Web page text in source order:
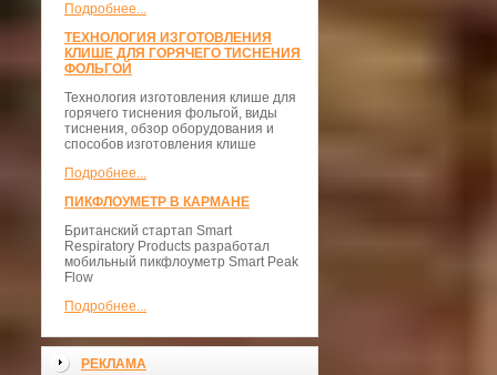
Подробнее...
ТЕХНОЛОГИЯ ИЗГОТОВЛЕНИЯ
КЛИШЕ ДЛЯ ГОРЯЧЕГО ТИСНЕНИЯ
ФОЛЬГОЙ
Технология изготовления клише для
горячего тиснения фольгой, виды
тиснения, обзор оборудования и
способов изготовления клише
Подробнее...
ПИКФЛОУМЕТР В КАРМАНЕ
Британский стартап Smart
Respiratory Products разработал
мобильный пикфлоуметр Smart Peak
Flow
Подробнее...
РЕКЛАМА